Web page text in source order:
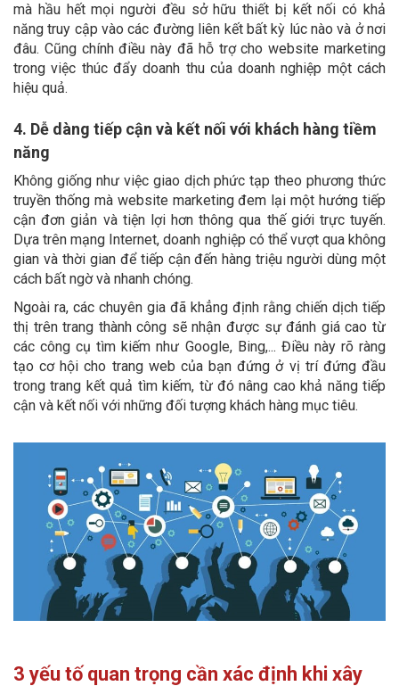
mà hầu hết mọi người đều sở hữu thiết bị kết nối có khả
năng truy cập vào các đường liên kết bất kỳ lúc nào và ở nơi
đâu. Cũng chính điều này đã hỗ trợ cho website marketing
trong việc thúc đẩy doanh thu của doanh nghiệp một cách
hiệu quả.
4. Dễ dàng tiếp cận và kết nối với khách hàng tiềm
năng
Không giống như việc giao dịch phức tạp theo phương thức
truyền thống mà website marketing đem lại một hướng tiếp
cận đơn giản và tiện lợi hơn thông qua thế giới trực tuyến.
Dựa trên mạng Internet, doanh nghiệp có thể vượt qua không
gian và thời gian để tiếp cận đến hàng triệu người dùng một
cách bất ngờ và nhanh chóng.
Ngoài ra, các chuyên gia đã khẳng định rằng chiến dịch tiếp
thị trên trang thành công sẽ nhận được sự đánh giá cao từ
các công cụ tìm kiếm như Google, Bing,... Điều này rõ ràng
tạo cơ hội cho trang web của bạn đứng ở vị trí đứng đầu
trong trang kết quả tìm kiếm, từ đó nâng cao khả năng tiếp
cận và kết nối với những đối tượng khách hàng mục tiêu.
3 yếu tố quan trọng cần xác định khi xây